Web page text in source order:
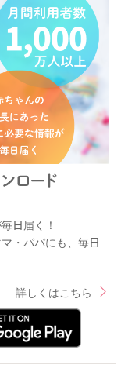
日届く！
・パパにも、毎日
詳しくはこちら